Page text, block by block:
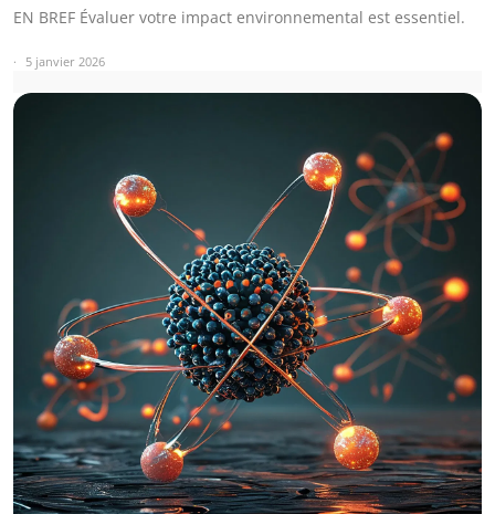
EN BREF Évaluer votre impact environnemental est essentiel.
5 janvier 2026